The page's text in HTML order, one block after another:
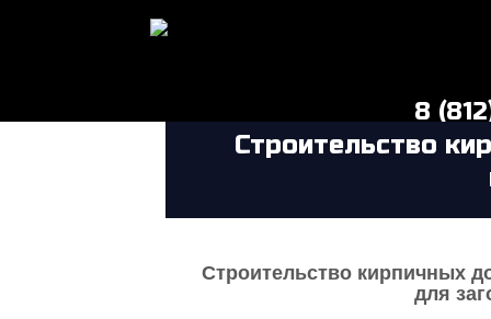
8
Строительство
Строительство кирпичных
для